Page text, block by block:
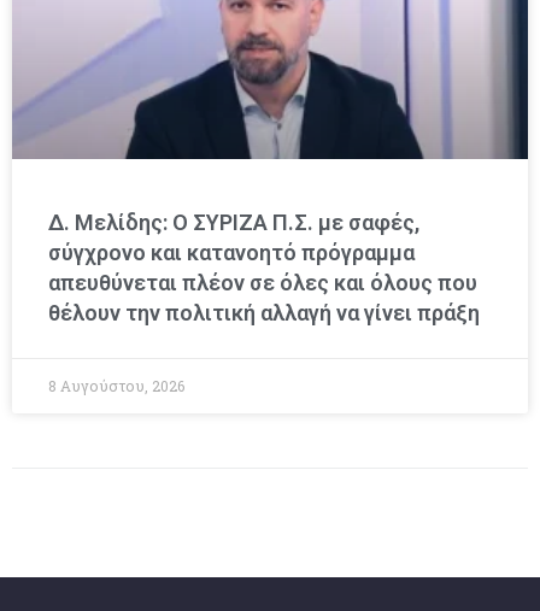
Δ. Μελίδης: Ο ΣΥΡΙΖΑ Π.Σ. με σαφές,
σύγχρονο και κατανοητό πρόγραμμα
απευθύνεται πλέον σε όλες και όλους που
θέλουν την πολιτική αλλαγή να γίνει πράξη
8 Αυγούστου, 2026